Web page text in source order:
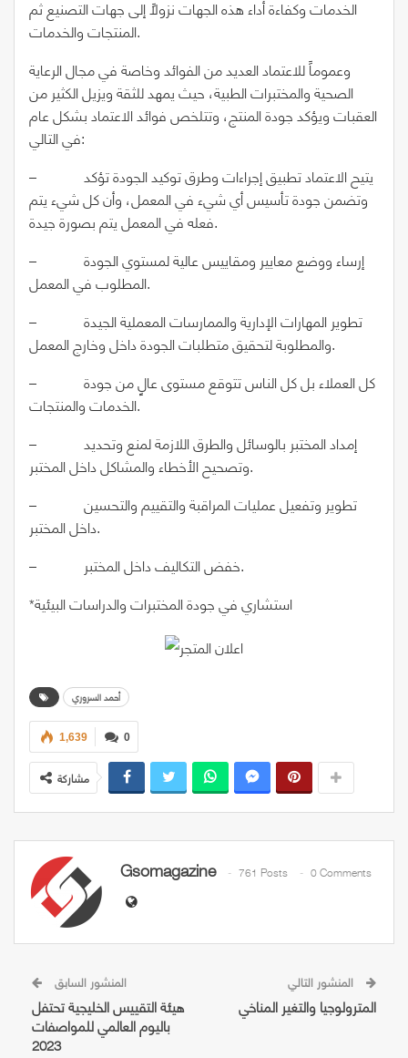
الخدمات وكفاءة أداء هذه الجهات نزولاً إلى جهات التصنيع ثم
المنتجات والخدمات.
وعموماً للاعتماد العديد من الفوائد وخاصة في مجال الرعاية
الصحية والمختبرات الطبية، حيث يمهد للثقة ويزيل الكثير من
العقبات ويؤكد جودة المنتج، وتتلخص فوائد الاعتماد بشكل عام
في التالي:
– يتيح الاعتماد تطبيق إجراءات وطرق توكيد الجودة تؤكد
وتضمن جودة تأسيس أي شيء في المعمل، وأن كل شيء يتم
فعله في المعمل يتم بصورة جيدة.
– إرساء ووضع معايير ومقاييس عالية لمستوي الجودة
المطلوب في المعمل.
– تطوير المهارات الإدارية والممارسات المعملية الجيدة
والمطلوبة لتحقيق متطلبات الجودة داخل وخارج المعمل.
– كل العملاء بل كل الناس تتوقع مستوى عالٍ من جودة
الخدمات والمنتجات.
– إمداد المختبر بالوسائل والطرق اللازمة لمنع وتحديد
وتصحيح الأخطاء والمشاكل داخل المختبر.
– تطوير وتفعيل عمليات المراقبة والتقييم والتحسين
داخل المختبر.
– خفض التكاليف داخل المختبر.
*استشاري في جودة المختبرات والدراسات البيئية
أحمد السروري
0
1,639
مشاركة
Gsomagazine 761 Posts 0 Comments
المنشور السابق
هيئة التقييس الخليجية تحتفل
باليوم العالمي للمواصفات
2023
المترولوجيا والتغير المناخي